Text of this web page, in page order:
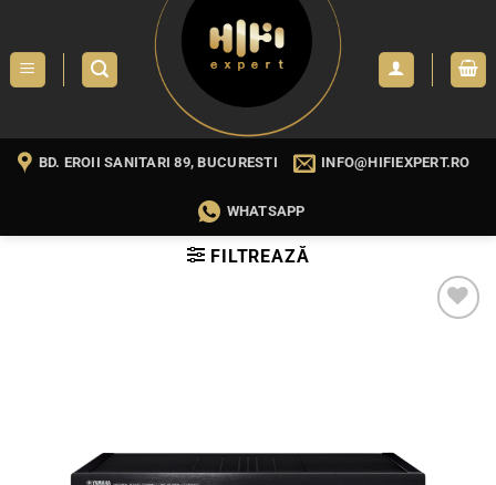
content
BD. EROII SANITARI 89, BUCURESTI INFO@HIFIEXPERT.RO
WHATSAPP
FILTREAZĂ